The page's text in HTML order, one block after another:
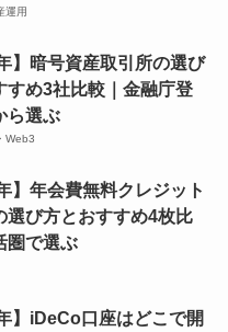
運用
】暗号資産取引所の選び
すめ3社比較｜金融庁登
ら選ぶ
Web3
】年会費無料クレジット
選び方とおすすめ4枚比
圏で選ぶ
】iDeCo口座はどこで開